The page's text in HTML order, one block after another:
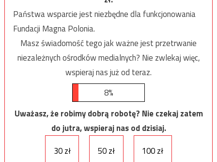
Państwa wsparcie jest niezbędne dla funkcjonowania
Fundacji Magna Polonia.
Masz świadomość tego jak ważne jest przetrwanie
niezależnych ośrodków medialnych? Nie zwlekaj więc,
wspieraj nas już od teraz.
8%
Uważasz, że robimy dobrą robotę? Nie czekaj zatem
do jutra, wspieraj nas od dzisiaj.
30 zł
50 zł 100 zł